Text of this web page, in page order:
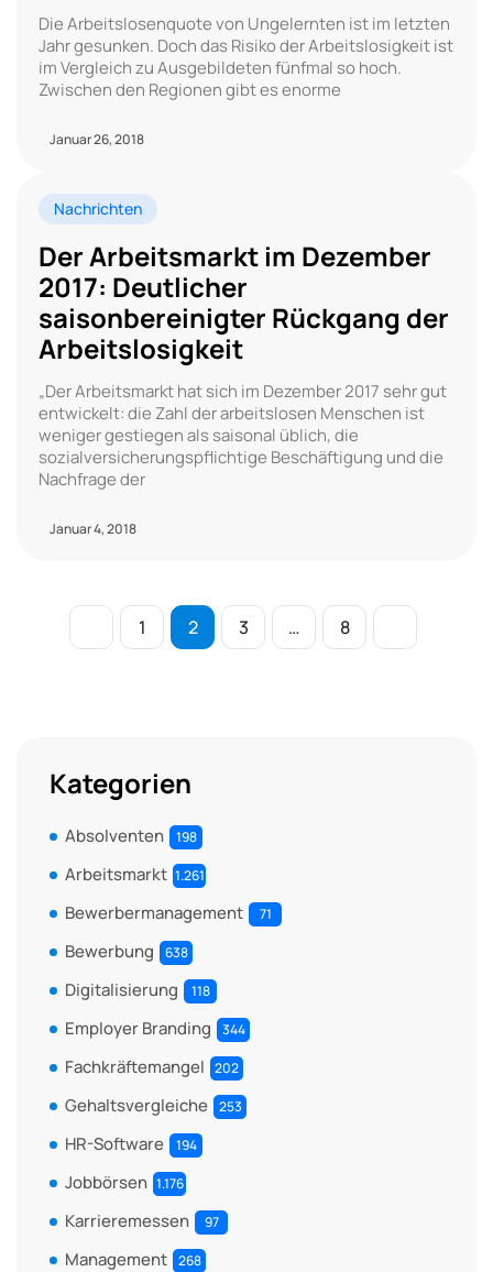
Die Arbeitslosenquote von Ungelernten ist im letzten
Jahr gesunken. Doch das Risiko der Arbeitslosigkeit ist
im Vergleich zu Ausgebildeten fünfmal so hoch.
Zwischen den Regionen gibt es enorme
Januar 26, 2018
Nachrichten
Der Arbeitsmarkt im Dezember
2017: Deutlicher
saisonbereinigter Rückgang der
Arbeitslosigkeit
„Der Arbeitsmarkt hat sich im Dezember 2017 sehr gut
entwickelt: die Zahl der arbeitslosen Menschen ist
weniger gestiegen als saisonal üblich, die
sozialversicherungspflichtige Beschäftigung und die
Nachfrage der
Januar 4, 2018
1 2 3 … 8
Kategorien
Absolventen 198
Arbeitsmarkt 1.261
Bewerbermanagement 71
Bewerbung 638
Digitalisierung 118
Employer Branding 344
Fachkräftemangel 202
Gehaltsvergleiche 253
HR-Software 194
Jobbörsen 1.176
Karrieremessen 97
Management 268